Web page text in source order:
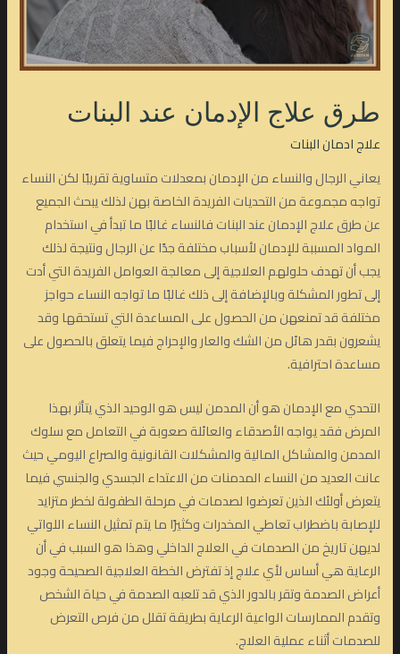
طرق علاج الإدمان عند البنات
علاج ادمان البنات
يعاني الرجال والنساء من الإدمان بمعدلات متساوية تقريبًا لكن النساء
تواجه مجموعة من التحديات الفريدة الخاصة بهن لذلك يبحث الجميع
عن طرق علاج الإدمان عند البنات فالنساء غالبًا ما تبدأ في استخدام
المواد المسببة للإدمان لأسباب مختلفة جدًا عن الرجال ونتيجة لذلك
يجب أن تهدف حلولهم العلاجية إلى معالجة العوامل الفريدة التي أدت
إلى تطور المشكلة وبالإضافة إلى ذلك غالبًا ما تواجه النساء حواجز
مختلفة قد تمنعهن من الحصول على المساعدة التي تستحقها وقد
يشعرون بقدر هائل من الشك والعار والإحراج فيما يتعلق بالحصول على
مساعدة احترافية.
التحدي مع الإدمان هو أن المدمن ليس هو الوحيد الذي يتأثر بهذا
المرض فقد يواجه الأصدقاء والعائلة صعوبة في التعامل مع سلوك
المدمن والمشاكل المالية والمشكلات القانونية والصراع اليومي حيث
عانت العديد من النساء المدمنات من الاعتداء الجسدي والجنسي فيما
يتعرض أولئك الذين تعرضوا لصدمات في مرحلة الطفولة لخطر متزايد
للإصابة باضطراب تعاطي المخدرات وكثيرًا ما يتم تمثيل النساء اللواتي
لديهن تاريخ من الصدمات في العلاج الداخلي وهذا هو السبب في أن
الرعاية هي أساس لأي علاج إذ تفترض الخطة العلاجية الصحيحة وجود
أعراض الصدمة وتقر بالدور الذي قد تلعبه الصدمة في حياة الشخص
وتقدم الممارسات الواعية الرعاية بطريقة تقلل من فرص التعرض
للصدمات أثناء عملية العلاج.